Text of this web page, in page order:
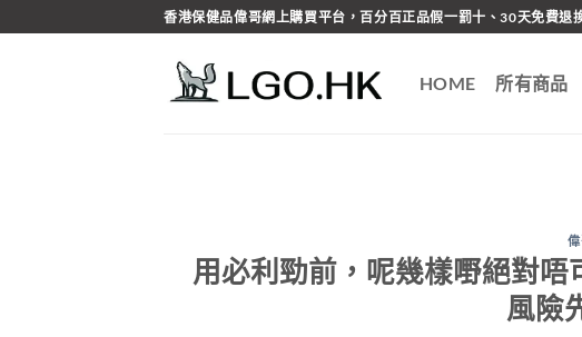
to
香港保健品偉哥網上購買平台，百分百正品假一罰十、30天免費退
HOME 所有商品
用必利勁前，呢幾樣嘢絕對
風險